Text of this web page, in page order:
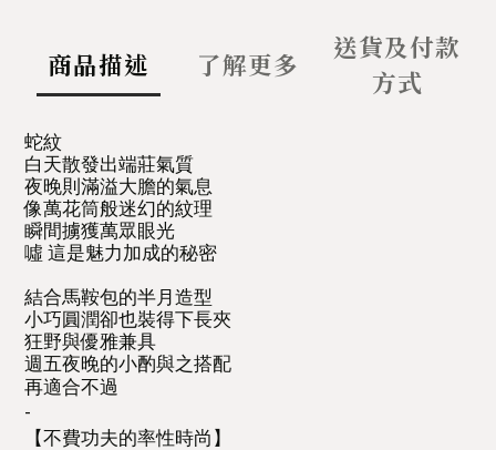
商品描述 了解更多
送貨及付款
方式
蛇紋
白天散發出端莊氣質⁣
夜晚則滿溢大膽的氣息⁣
像萬花筒般迷幻的紋理⁣
瞬間擄獲萬眾眼光⁣
噓 這是魅力加成的秘密⁣
結合馬鞍包的半月造型⁣
小巧圓潤卻也裝得下長夾⁣
狂野與優雅兼具⁣
週五夜晚的小酌與之搭配⁣
再適合不過⁣
-
【不費功夫的率性時尚】